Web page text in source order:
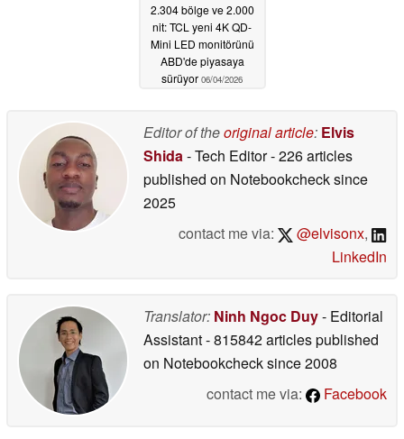
2.304 bölge ve 2.000
nit: TCL yeni 4K QD-
Mini LED monitörünü
ABD'de piyasaya
sürüyor 06/04/2026
Editor of theoriginal article: Elvis
Shida- Tech Editor- 226 articles
published on Notebookchecksince
2025
contact me via:
@elvisonx,
LinkedIn
Translator: Ninh Ngoc Duy- Editorial
Assistant- 815842 articles published
on Notebookchecksince 2008
contact me via:
Facebook